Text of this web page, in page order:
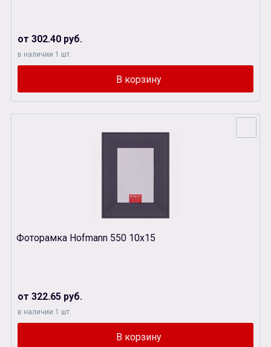
от 302.40 руб.
в наличии 1 шт.
Фоторамка Hofmann 550 10х15
от 322.65 руб.
в наличии 1 шт.